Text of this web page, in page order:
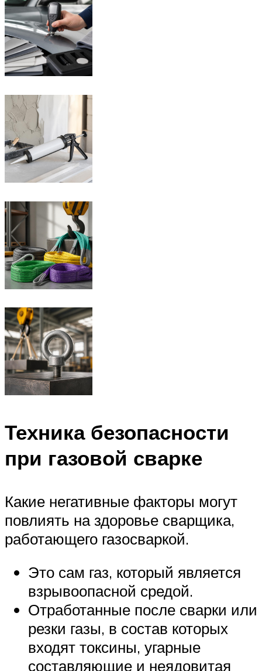
Техника безопасности
при газовой сварке
Какие негативные факторы могут
повлиять на здоровье сварщика,
работающего газосваркой.
Это сам газ, который является
взрывоопасной средой.
Отработанные после сварки или
резки газы, в состав которых
входят токсины, угарные
составляющие и неядовитая